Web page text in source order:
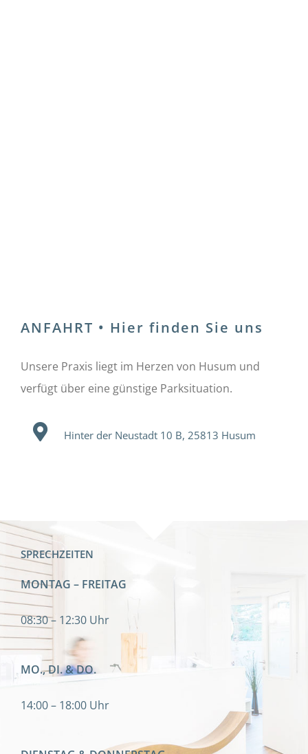
ANFAHRT • Hier finden Sie uns
Unsere Praxis liegt im Herzen von Husum und
verfügt über eine günstige Parksituation.
Hinter der Neustadt 10 B, 25813 Husum
SPRECHZEITEN
MONTAG – FREITAG
08:30 – 12:30 Uhr
MO., DI. & DO.
14:00 – 18:00 Uhr